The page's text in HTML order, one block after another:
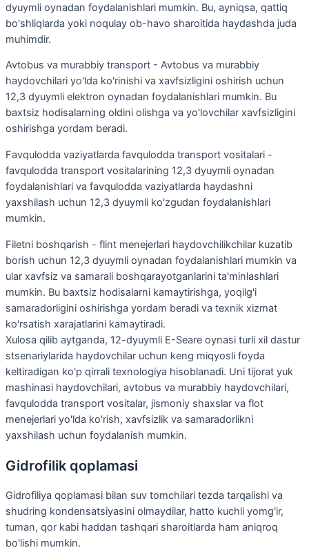
dyuymli oynadan foydalanishlari mumkin. Bu, ayniqsa, qattiq
bo'shliqlarda yoki noqulay ob-havo sharoitida haydashda juda
muhimdir.
Avtobus va murabbiy transport - Avtobus va murabbiy
haydovchilari yo'lda ko'rinishi va xavfsizligini oshirish uchun
12,3 dyuymli elektron oynadan foydalanishlari mumkin. Bu
baxtsiz hodisalarning oldini olishga va yo'lovchilar xavfsizligini
oshirishga yordam beradi.
Favqulodda vaziyatlarda favqulodda transport vositalari -
favqulodda transport vositalarining 12,3 dyuymli oynadan
foydalanishlari va favqulodda vaziyatlarda haydashni
yaxshilash uchun 12,3 dyuymli ko'zgudan foydalanishlari
mumkin.
Filetni boshqarish - flint menejerlari haydovchilikchilar kuzatib
borish uchun 12,3 dyuymli oynadan foydalanishlari mumkin va
ular xavfsiz va samarali boshqarayotganlarini ta'minlashlari
mumkin. Bu baxtsiz hodisalarni kamaytirishga, yoqilg'i
samaradorligini oshirishga yordam beradi va texnik xizmat
ko'rsatish xarajatlarini kamaytiradi.
Xulosa qilib aytganda, 12-dyuymli E-Seare oynasi turli xil dastur
stsenariylarida haydovchilar uchun keng miqyosli foyda
keltiradigan ko'p qirrali texnologiya hisoblanadi. Uni tijorat yuk
mashinasi haydovchilari, avtobus va murabbiy haydovchilari,
favqulodda transport vositalar, jismoniy shaxslar va flot
menejerlari yo'lda ko'rish, xavfsizlik va samaradorlikni
yaxshilash uchun foydalanish mumkin.
Gidrofilik qoplamasi
Gidrofiliya qoplamasi bilan suv tomchilari tezda tarqalishi va
shudring kondensatsiyasini olmaydilar, hatto kuchli yomg'ir,
tuman, qor kabi haddan tashqari sharoitlarda ham aniqroq
bo'lishi mumkin.